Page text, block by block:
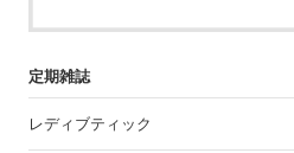
定期雑誌
レディブティック